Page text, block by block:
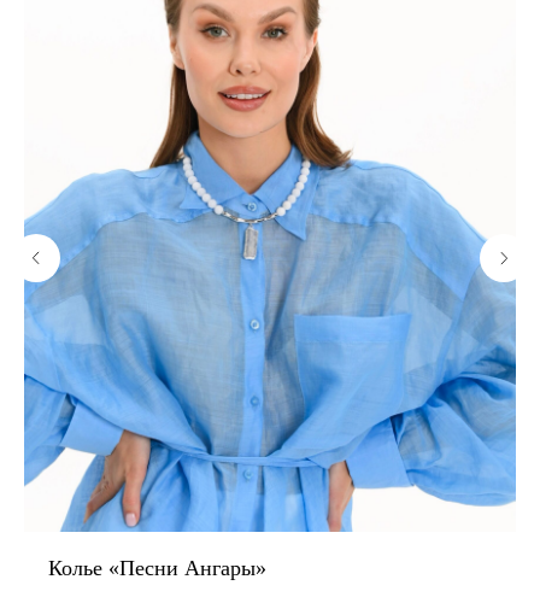
Колье «Песни Ангары»